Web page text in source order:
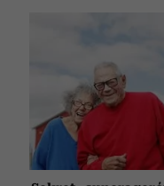
Partnerzy mogą
otrzymanymi od
korzystania z ich usług.